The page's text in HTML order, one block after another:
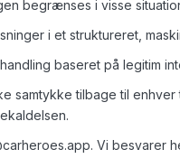
begrænses i visse
i et struktureret,
baseret på legitim
samtykke tilbage til
Vi besvarer